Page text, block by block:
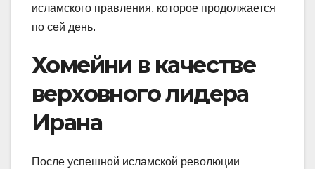
исламского правления, которое продолжается
по сей день.
Хомейни в качестве
верховного лидера
Ирана
После успешной исламской революции